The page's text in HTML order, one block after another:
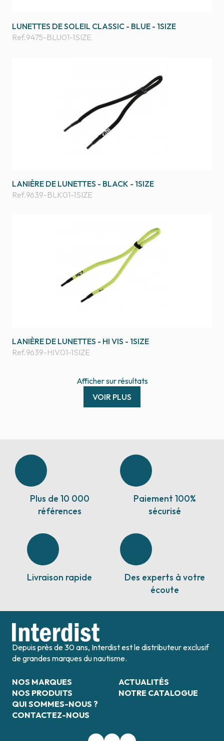
LUNETTES DE SOLEIL CLASSIC - BLUE - 1SIZE
Ref.9475-BLU01-1SIZE
LANIÈRE DE LUNETTES - BLACK - 1SIZE
Ref.9639-BLK01-1SIZE
LANIÈRE DE LUNETTES - HI VIS - 1SIZE
Ref.9639-HIV01-1SIZE
Affichersurrésultats
VOIR PLUS
Plus de 10 000
références
Paiement 100%
sécurisé
Livraison rapide
Des experts à votre
écoute
Depuis près de 30 ans, Interdist est le distributeur exclusif
de grandes marques du nautisme.
NOS MARQUES
NOS PRODUITS
QUI SOMMES-NOUS ?
CONTACTEZ-NOUS
ACTUALITÉS
NOTRE CATALOGUE